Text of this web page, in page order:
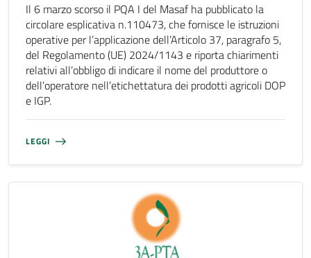
Il 6 marzo scorso il PQA I del Masaf ha pubblicato la
circolare esplicativa n.110473, che fornisce le istruzioni
operative per l’applicazione dell’Articolo 37, paragrafo 5,
del Regolamento (UE) 2024/1143 e riporta chiarimenti
relativi all’obbligo di indicare il nome del produttore o
dell’operatore nell’etichettatura dei prodotti agricoli DOP
e IGP.
LEGGI